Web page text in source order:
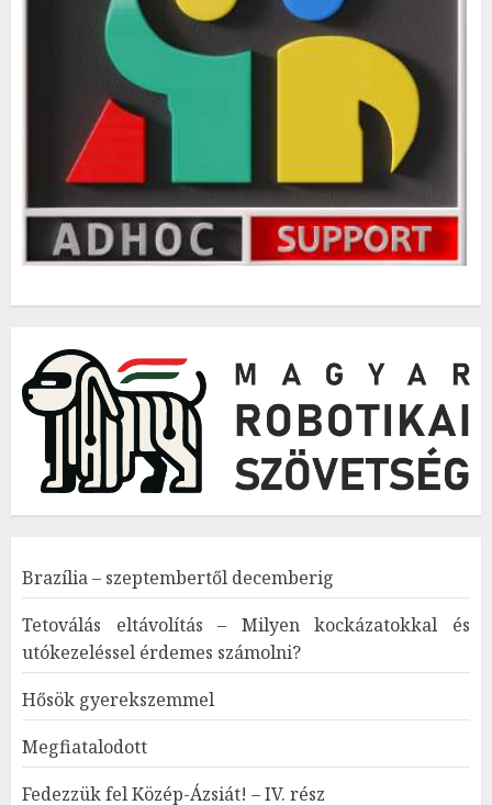
Brazília – szeptembertől decemberig
Tetoválás eltávolítás – Milyen kockázatokkal és
utókezeléssel érdemes számolni?
Hősök gyerekszemmel
Megfiatalodott
Fedezzük fel Közép-Ázsiát! – IV. rész